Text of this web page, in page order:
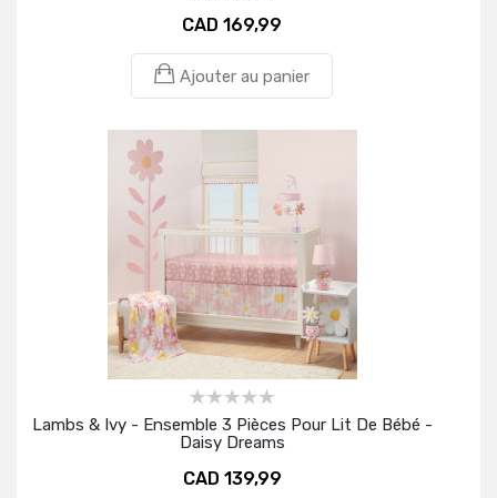
CAD 169,99
Ajouter au panier
Lambs & Ivy - Ensemble 3 Pièces Pour Lit De Bébé -
Daisy Dreams
CAD 139,99